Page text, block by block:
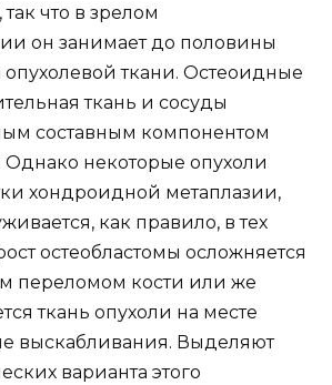
что в зрелом
он занимает до половины
ткани. Остеоидные
ткань и сосуды
составным компонентом
Однако некоторые опухоли
хондроидной метаплазии,
как правило, в тех
остеобластомы осложняется
переломом кости или же
ткань опухоли на месте
выскабливания. Выделяют
варианта этого